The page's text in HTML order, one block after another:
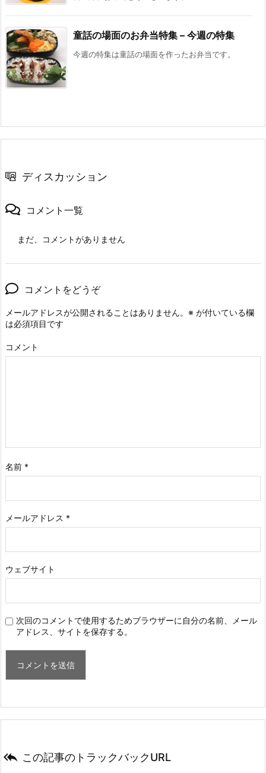
童話の場面のお弁当特集 – 今週の特集
今週の特集は童話の場面を作ったお弁当です。
ディスカッション
コメント一覧
まだ、コメントがありません
コメントをどうぞ
メールアドレスが公開されることはありません。 ※ が付いている欄
は必須項目です
コメント
名前 *
メールアドレス *
ウェブサイト
次回のコメントで使用するためブラウザーに自分の名前、メール
アドレス、サイトを保存する。
 この記事のトラックバックURL